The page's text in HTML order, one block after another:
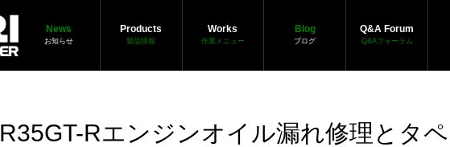
News
お知らせ
Products
製品情報
Works
作業メニュー
Blog
ブログ
Q&A Forum
Q&Aフォーラム
R35GT-Rエンジンオイル漏れ修理とタ